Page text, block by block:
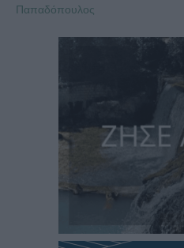
Παπαδόπουλος